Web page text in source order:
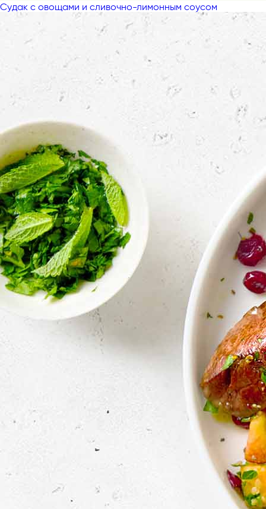
Судак с овощами и сливочно-лимонным соусом